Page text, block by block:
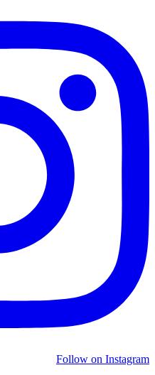
Follow on Instagram